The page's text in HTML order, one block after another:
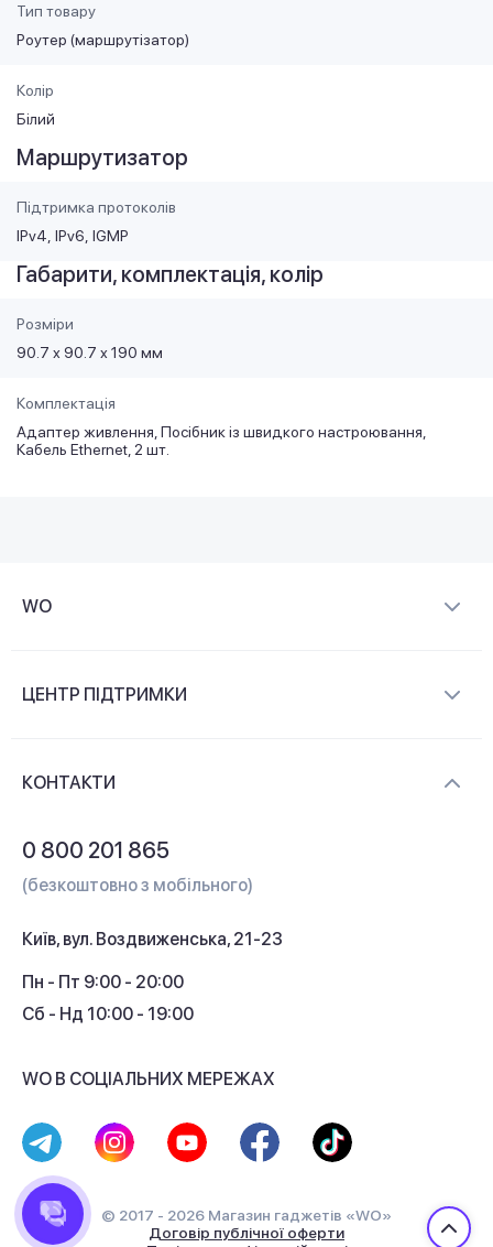
Тип товару
Роутер (маршрутiзатор)
Колір
Білий
Маршрутизатор
Підтримка протоколів
IPv4 IPv6 IGMP
Габарити, комплектація, колір
Розміри
90.7 х 90.7 х 190 мм
Комплектація
Адаптер живлення, Посібник із швидкого настроювання,
Кабель Ethernet, 2 шт.
WO
Контакти
ЦЕНТР ПІДТРИМКИ
Кешбек
КОНТАКТИ
0 800 201 865
(безкоштовно з мобільного)
Київ, вул. Воздвиженська, 21-23
Пн - Пт 9:00 - 20:00
Сб - Нд 10:00 - 19:00
WO В СОЦІАЛЬНИХ МЕРЕЖАХ
© 2017 - 2026 Магазин гаджетів «WO»
Договір публічної оферти